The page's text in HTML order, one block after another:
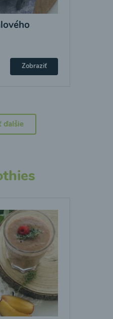
Zobraziť
ďalšie